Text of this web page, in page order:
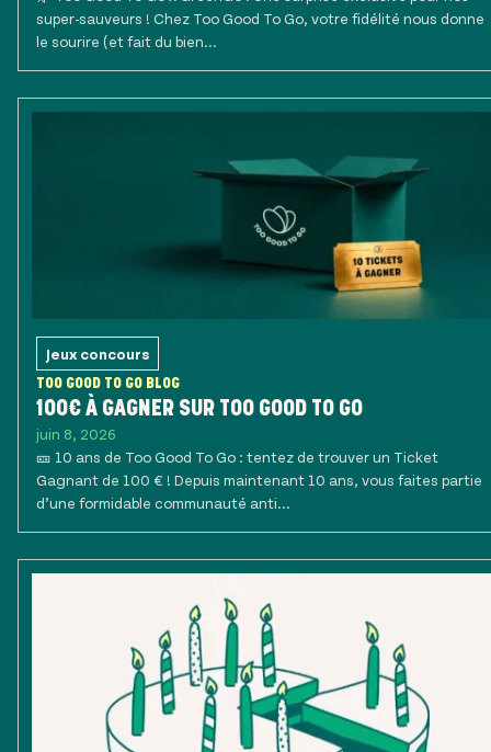
super-sauveurs ! Chez Too Good To Go, votre fidélité nous donne
le sourire (et fait du bien...
Jeux concours
TOO GOOD TO GO BLOG
100€ À GAGNER SUR TOO GOOD TO GO
juin 8, 2026
🎫 10 ans de Too Good To Go : tentez de trouver un Ticket
Gagnant de 100 € ! Depuis maintenant 10 ans, vous faites partie
d’une formidable communauté anti...